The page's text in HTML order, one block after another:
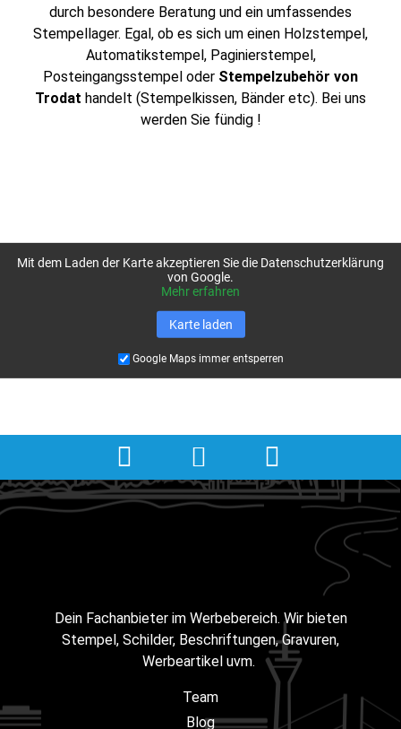
durch besondere Beratung und ein umfassendes
Stempellager. Egal, ob es sich um einen Holzstempel,
Automatikstempel, Paginierstempel,
Posteingangsstempel oder Stempelzubehör von
Trodat handelt (Stempelkissen, Bänder etc). Bei uns
werden Sie fündig !
Mit dem Laden der Karte akzeptieren Sie die Datenschutzerklärung
von Google.
Mehr erfahren
Karte laden
Google Maps immer entsperren
Dein Fachanbieter im Werbebereich. Wir bieten
Stempel, Schilder, Beschriftungen, Gravuren,
Werbeartikel uvm.
Team
Blog